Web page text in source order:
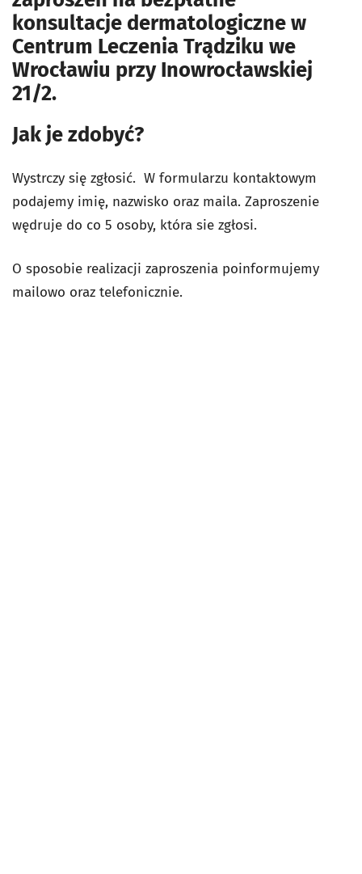
konsultacje dermatologiczne w
Centrum Leczenia Trądziku we
Wrocławiu przy Inowrocławskiej
21/2.
Jak je zdobyć?
Wystrczy się zgłosić. W formularzu kontaktowym
podajemy imię, nazwisko oraz maila. Zaproszenie
wędruje do co 5 osoby, która sie zgłosi.
O sposobie realizacji zaproszenia poinformujemy
mailowo oraz telefonicznie.